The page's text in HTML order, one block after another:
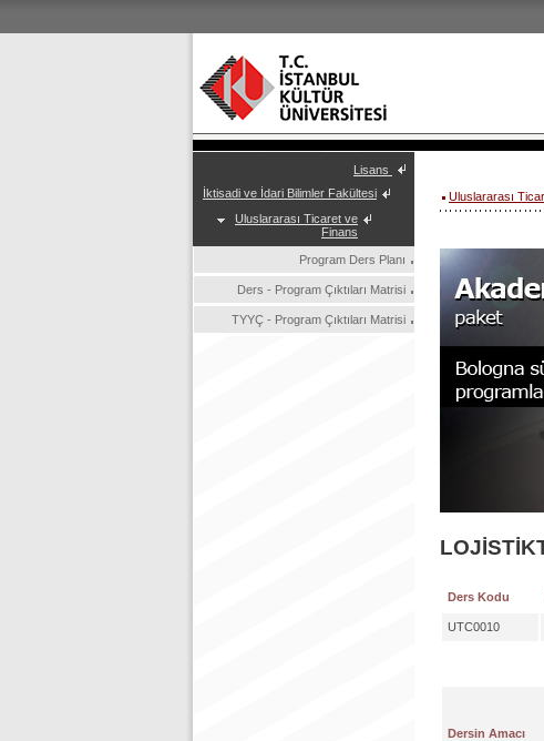
Lisans
İktisadi ve İdari Bilimler Fakültesi
Uluslararası Ticaret ve
Finans
Program Ders Planı
Ders - Program Çıktıları Matrisi
TYYÇ - Program Çıktıları Matrisi
Uluslararası
Ders Kodu
UTC0010
Dersin Amacı